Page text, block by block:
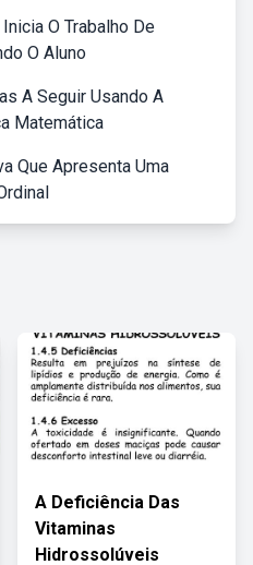
O Trabalho De
O Aluno
A Seguir Usando A
Matemática
Que Apresenta Uma
A Deficiência Das
Vitaminas
Hidrossolúveis